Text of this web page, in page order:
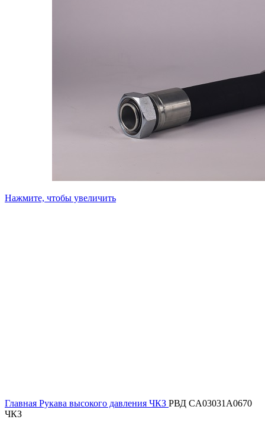
Нажмите, чтобы увеличить
Главная Рукава высокого давления ЧКЗ РВД CA03031A0670
ЧКЗ